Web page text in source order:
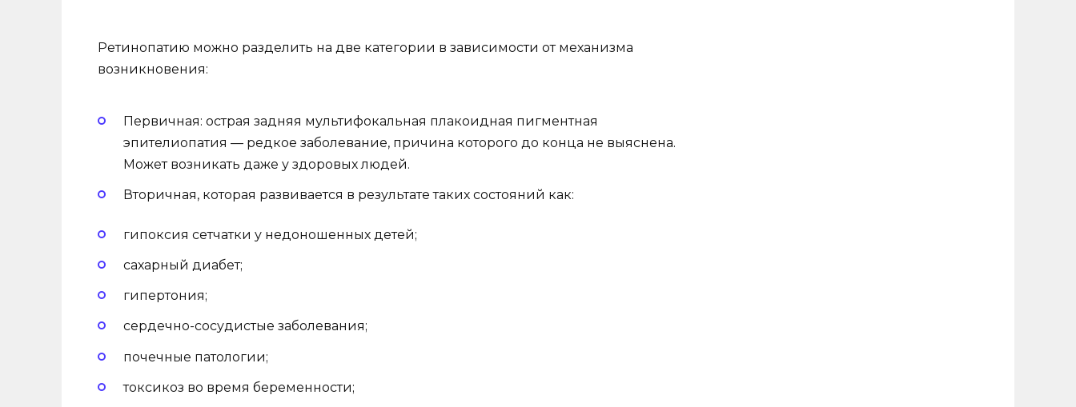
Ретинопатию можно разделить на две категории в зависимости от механизма
возникновения:
Первичная: острая задняя мультифокальная плакоидная пигментная
эпителиопатия — редкое заболевание, причина которого до конца не выяснена.
Может возникать даже у здоровых людей.
Вторичная, которая развивается в результате таких состояний как:
гипоксия сетчатки у недоношенных детей;
сахарный диабет;
гипертония;
сердечно-сосудистые заболевания;
почечные патологии;
токсикоз во время беременности;